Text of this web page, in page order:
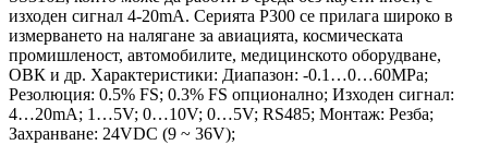
изходен сигнал 4-20mA. Серията P300 се прилага широко в
измерването на налягане за авиацията, космическата
промишленост, автомобилите, медицинското оборудване,
ОВК и др. Характеристики: Диапазон: -0.1…0…60MPa;
Резолюция: 0.5% FS; 0.3% FS опционално; Изходен сигнал:
4…20mA; 1…5V; 0…10V; 0…5V; RS485; Монтаж: Резба;
Захранване: 24VDC (9 ~ 36V);